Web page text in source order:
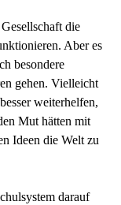
die
Aber es
besondere
gehen. Vielleicht
weiterhelfen,
Mut hätten mit
Ideen die Welt zu
darauf